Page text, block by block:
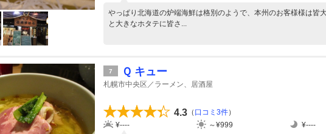
やっぱり北海道の炉端海鮮は格別のようで、本州のお客様様は皆
と大きなホタテに皆さ...
7 Ｑ キュー
札幌市中央区／ラーメン、居酒屋
4.3 （ 口コミ3件）
¥----
～¥999 ¥----